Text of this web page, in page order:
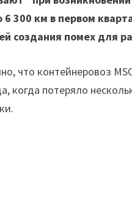
6 300 км в первом
создания помех для
что контейнеровоз
когда потеряло